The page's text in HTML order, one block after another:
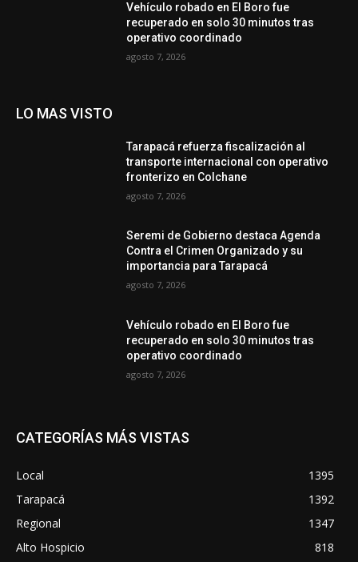
Vehículo robado en El Boro fue
recuperado en solo 30 minutos tras
operativo coordinado
agosto 7, 2026
LO MAS VISTO
Tarapacá refuerza fiscalización al
transporte internacional con operativo
fronterizo en Colchane
agosto 7, 2026
Seremi de Gobierno destaca Agenda
Contra el Crimen Organizado y su
importancia para Tarapacá
agosto 7, 2026
Vehículo robado en El Boro fue
recuperado en solo 30 minutos tras
operativo coordinado
agosto 7, 2026
CATEGORÍAS MÁS VISTAS
Local
1395
Tarapacá
1392
Regional
1347
Alto Hospicio
818